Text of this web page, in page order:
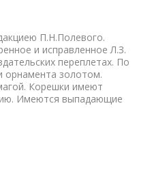
П.Н.Полевого.
и исправленное Л.З.
переплетах. По
орнамента золотом.
Корешки имеют
Имеются выпадающие